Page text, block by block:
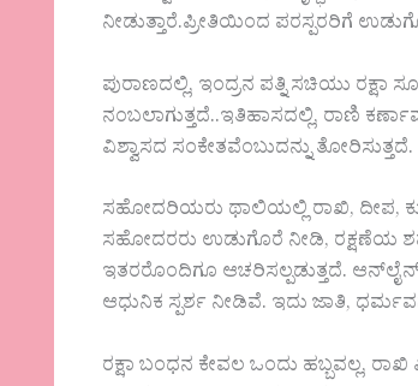
ನೀಡುತ್ತಾರೆ.ಪ್ರೀತಿಯಿಂದ ಪರಸ್ಪರರಿಗೆ
ಪುರಾಣದಲ್ಲಿ, ಇಂದ್ರನ ಪತ್ನಿ ಸಚಿಯು
ನಂಬಲಾಗುತ್ತದೆ..ಇತಿಹಾಸದಲ್ಲಿ, ರಾಣಿ
ವಿಶ್ವಾಸದ ಸಂಕೇತವೆಂಬುದನ್ನು ತೋರಿಸುತ್ತದೆ.
ಸಹೋದರಿಯರು ಥಾಲಿಯಲ್ಲಿ ರಾಖಿ, ದೀಪ,
ಸಹೋದರರು ಉಡುಗೊರೆ ನೀಡಿ, ರಕ್ಷಣೆಯ
ಇತರರೊಂದಿಗೂ ಆಚರಿಸಲ್ಪಡುತ್ತದೆ.
ಆಧುನಿಕ ಸ್ಪರ್ಶ ನೀಡಿವೆ. ಇದು ಜಾತಿ,
ರಕ್ಷಾ ಬಂಧನ ಕೇವಲ ಒಂದು ಹಬ್ಬವಲ್ಲ,